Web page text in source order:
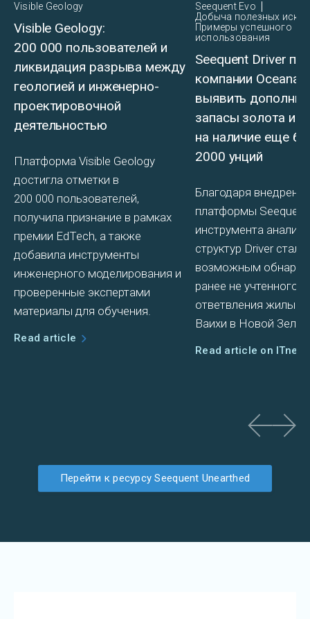
Visible Geology
Visible Geology:
200 000 пользователей и
ликвидация разрыва между
геологией и инженерно-
проектировочной
деятельностью
Платформа Visible Geology
достигла отметки в
200 000 пользователей,
получила признание в рамках
премии EdTech, а также
добавила инструменты
инженерного моделирования и
проверенные экспертами
материалы для обучения.
Read article
Seequent Evo
Добыча полезных
Примеры успешного
использования
Seequent Driver
компании
выявить
запасы золота и
на наличие еще
2000 унций
Благодаря
платформы Seequent
инструмента
структур Driver стало
возможным
ранее не учтенного
ответвления жилы
Ваихи в Новой
Read article on
Перейти к ресурсу Seequent Unearthed